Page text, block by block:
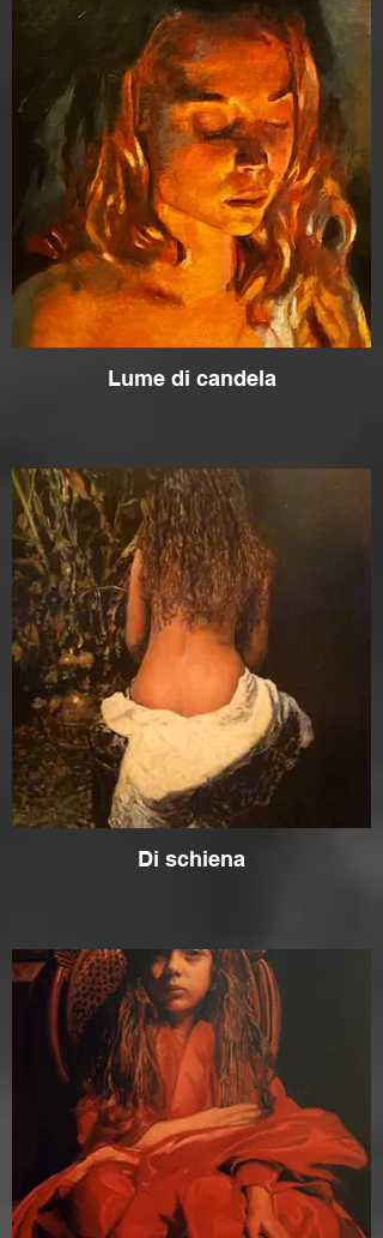
Lume di candela
Di schiena